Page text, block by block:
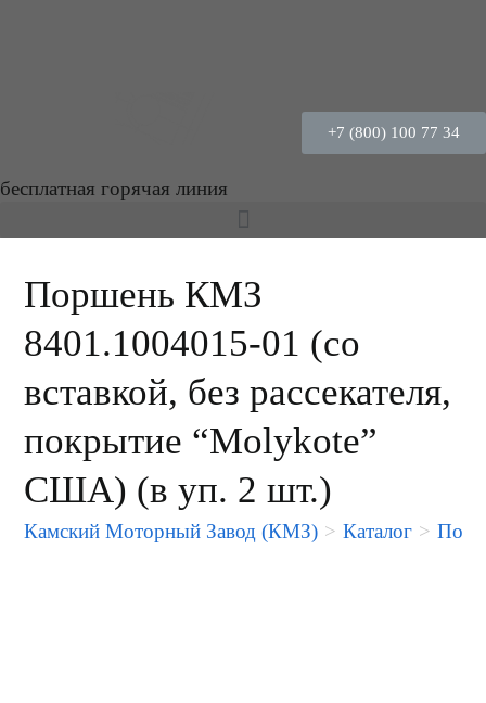
+7 (800) 100 77 34
бесплатная горячая линия
Поршень КМЗ
8401.1004015-01 (со
вставкой, без рассекателя,
покрытие “Molykote”
США) (в уп. 2 шт.)
Камский Моторный Завод (КМЗ) > Каталог >